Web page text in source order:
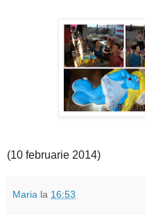
(10 februarie 2014)
Maria la 16:53